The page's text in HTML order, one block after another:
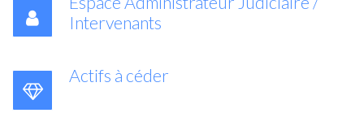
Intervenants
Actifs à céder